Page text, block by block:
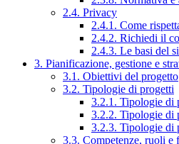
2.4. Privacy
2.4.1. Come
2.4.2. Richiedi il
2.4.3. Le basi del
3. Pianificazione, gestione e
3.1. Obiettivi del progetto
3.2. Tipologie di progetti
3.2.1. Tipologie di
3.2.2. Tipologie di
3.2.3. Tipologie di
3.3. Competenze, ruoli e